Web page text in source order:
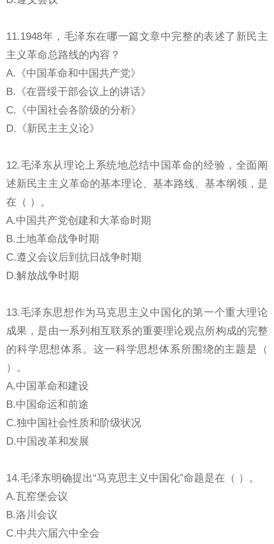
11.1948年，毛泽东在哪一篇文章中完整的表述了新民主
主义革命总路线的内容？
A.《中国革命和中国共产党》
B.《在晋绥干部会议上的讲话》
C.《中国社会各阶级的分析》
D.《新民主主义论》
12.毛泽东从理论上系统地总结中国革命的经验，全面阐
述新民主主义革命的基本理论、基本路线、基本纲领，是
在（ ）。
A.中国共产党创建和大革命时期
B.土地革命战争时期
C.遵义会议后到抗日战争时期
D.解放战争时期
13.毛泽东思想作为马克思主义中国化的第一个重大理论
成果，是由一系列相互联系的重要理论观点所构成的完整
的科学思想体系。这一科学思想体系所围绕的主题是（
）。
A.中国革命和建设
B.中国命运和前途
C.独中国社会性质和阶级状况
D.中国改革和发展
14.毛泽东明确提出“马克思主义中国化”命题是在（ ）。
A.瓦窑堡会议
B.洛川会议
C.中共六届六中全会